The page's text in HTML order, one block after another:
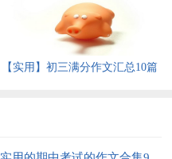
【实用】初三满分作文汇总10篇